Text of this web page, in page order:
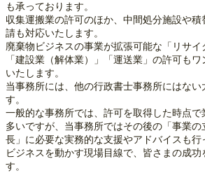
も承っております。
収集運搬業の許可のほか、中間処分施設や積
請も対応いたします。
廃棄物ビジネスの事業が拡張可能な「リサイ
「建設業（解体業）」「運送業」の許可も
いたします。
当事務所には、他の行政書士事務所にはない
す。
一般的な事務所では、許可を取得した時点
多いですが、当事務所ではその後の「事業
長」に必要な実務的な支援やアドバイスも
ビジネスを動かす現場目線で、皆さまの成功
す。